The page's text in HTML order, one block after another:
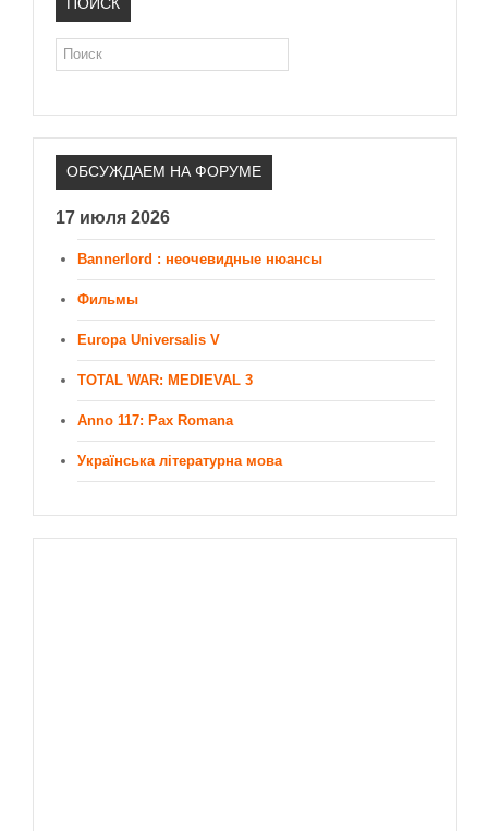
ПОИСК
Поиск
ОБСУЖДАЕМ НА ФОРУМЕ
17 июля 2026
Bannerlord : неочевидные нюансы
Фильмы
Europa Universalis V
TOTAL WAR: MEDIEVAL 3
Anno 117: Pax Romana
Українська літературна мова